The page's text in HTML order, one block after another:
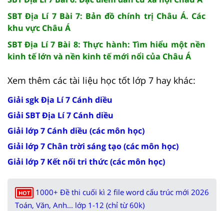
SBT Địa Lí 7 Bài 7: Bản đồ chính trị Châu Á. Các
khu vực Châu Á
SBT Địa Lí 7 Bài 8: Thực hành: Tìm hiểu một nền
kinh tế lớn và nền kinh tế mới nổi của Châu Á
Xem thêm các tài liệu học tốt lớp 7 hay khác:
Giải sgk Địa Lí 7 Cánh diều
Giải SBT Địa Lí 7 Cánh diều
Giải lớp 7 Cánh diều (các môn học)
Giải lớp 7 Chân trời sáng tạo (các môn học)
Giải lớp 7 Kết nối tri thức (các môn học)
HOT
1000+ Đề thi cuối kì 2 file word cấu trúc mới 2026
Toán, Văn, Anh... lớp 1-12 (chỉ từ 60k)